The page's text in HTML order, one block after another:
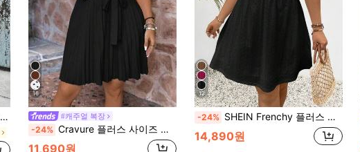
16
#캐주얼 복장
-24% Cravure 플러스 사이즈 단색 민소매 V 넥 랩 크로스 바디콘 드레스
11,690원
12
-24% SHEIN Frenchy 플러스 사이즈 보헤미안 여성 대비 레이스 여름 웨딩 게스트 드레스 A라인 캡 슬리브 스윙 드레스
14,890원